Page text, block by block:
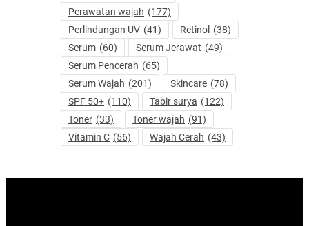
Perawatan wajah (177)
Perlindungan UV (41) Retinol (38)
Serum (60) Serum Jerawat (49)
Serum Pencerah (65)
Serum Wajah (201) Skincare (78)
SPF 50+ (110) Tabir surya (122)
Toner (33) Toner wajah (91)
Vitamin C (56) Wajah Cerah (43)